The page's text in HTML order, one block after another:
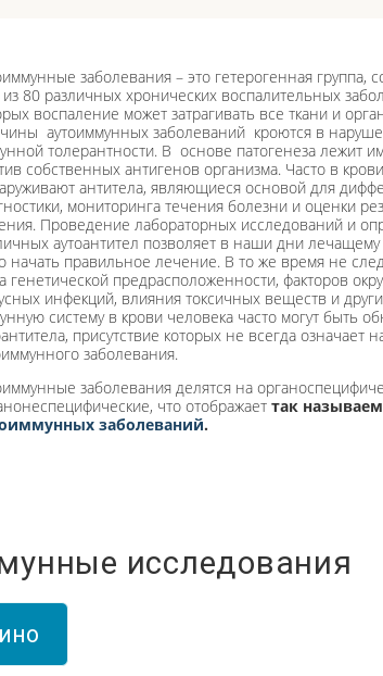
заболевания – это гетерогенная группа,
80 различных хронических воспалительных
воспаление может затрагивать все ткани и
аутоиммунных заболеваний кроются в
толерантности. В основе патогенеза лежит
собственных антигенов организма. Часто в
антитела, являющиеся основой для
мониторинга течения болезни и оценки
Проведение лабораторных исследований и
аутоантител позволяет в наши дни лечащему
начать правильное лечение. В то же время не
генетической предрасположенности, факторов
инфекций, влияния токсичных веществ и
систему в крови человека часто могут быть
присутствие которых не всегда означает
заболевания.
заболевания делятся на
что отображает так
заболеваний.
исследования